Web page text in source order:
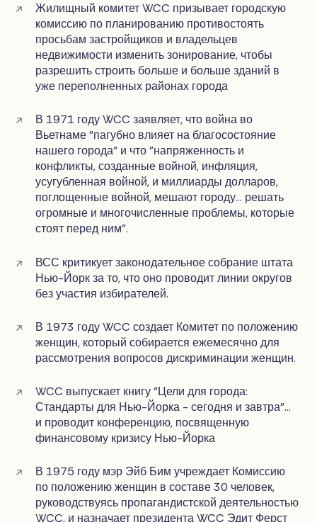
Жилищный комитет WCC призывает городскую
комиссию по планированию противостоять
просьбам застройщиков и владельцев
недвижимости изменить зонирование, чтобы
разрешить строить больше и больше зданий в
уже переполненных районах города
В 1971 году WCC заявляет, что война во
Вьетнаме "пагубно влияет на благосостояние
нашего города" и что "напряженность и
конфликты, созданные войной, инфляция,
усугубленная войной, и миллиарды долларов,
поглощенные войной, мешают городу... решать
огромные и многочисленные проблемы, которые
стоят перед ним".
ВСС критикует законодательное собрание штата
Нью-Йорк за то, что оно проводит линии округов
без участия избирателей.
В 1973 году WCC создает Комитет по положению
женщин, который собирается ежемесячно для
рассмотрения вопросов дискриминации женщин.
WCC выпускает книгу "Цели для города:
Стандарты для Нью-Йорка - сегодня и завтра"...
и проводит конференцию, посвященную
финансовому кризису Нью-Йорка
В 1975 году мэр Эйб Бим учреждает Комиссию
по положению женщин в составе 30 человек,
руководствуясь пропагандистской деятельностью
WCC, и назначает президента WCC Эдит Ферст